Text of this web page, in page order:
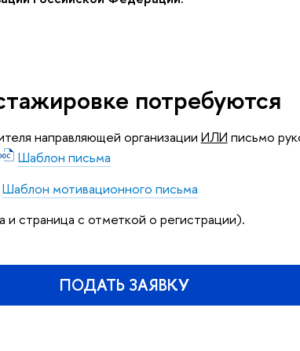
потребуются
направляющей организации ИЛИ письмо
Шаблон письма
Шаблон мотивационного письма
и страница с отметкой о регистрации).
ПОДАТЬ ЗАЯВКУ